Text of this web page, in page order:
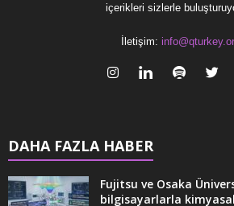
içerikleri sizlerle
İletişim:
DAHA FAZLA HABER
Fujitsu ve Osaka
bilgisayarlarla